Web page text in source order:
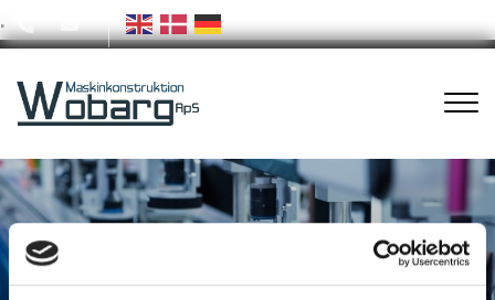
til
.
Mekanisk montage